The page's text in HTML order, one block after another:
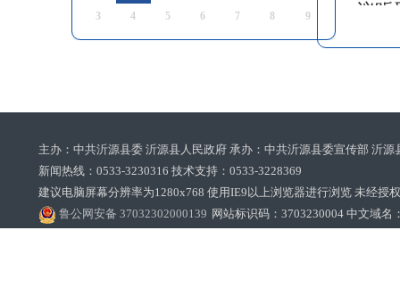
3 4 5 6 7 8 9
议
压实
实抓
案》
年
案
主办：中共沂源县委 沂源县人民政府 承办：中共沂源县委宣传部 沂
新闻热线：0533-3230316 技术支持：0533-3228369‌‌
建议电脑屏幕分辨率为1280x768 使用IE9以上浏览器进行浏览 未经授
鲁公网安备 37032302000139 网站标识码：3703230004 中文域名